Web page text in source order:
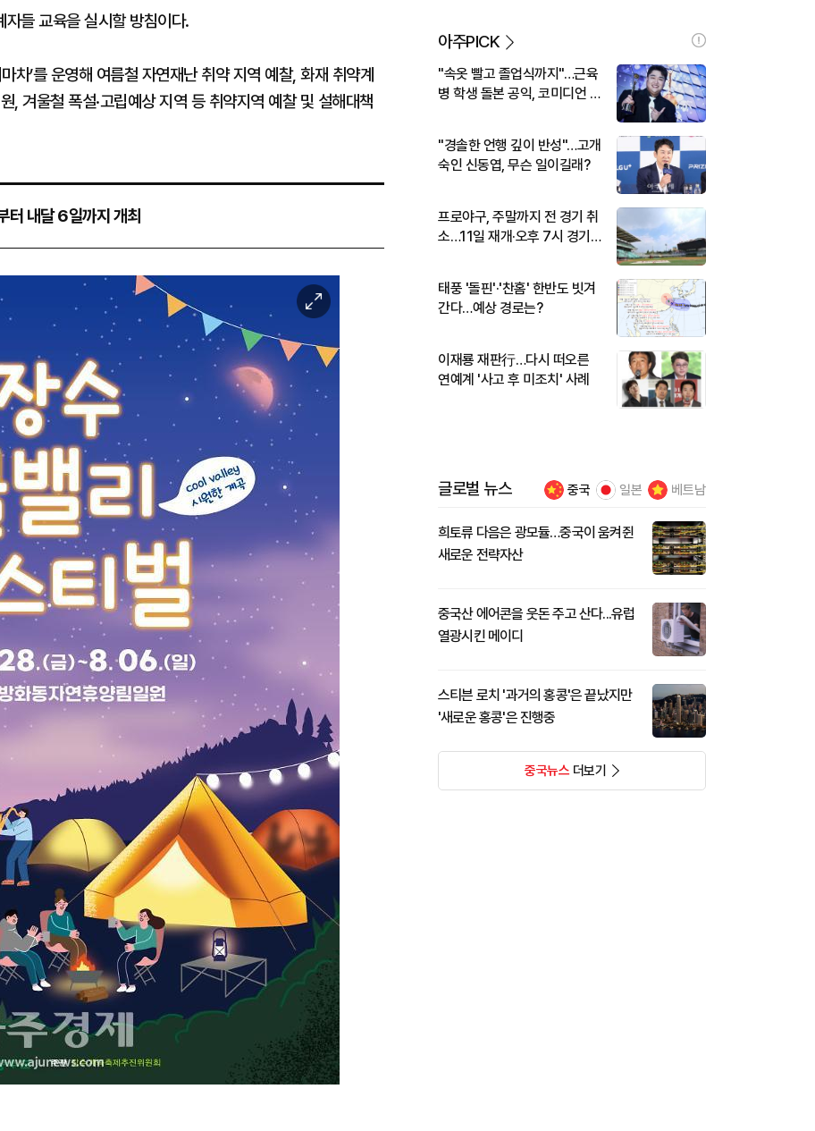
들 교육을 실시할 방침이다.
차’를 운영해 여름철 자연재난 취약 지역 예찰, 화재 취약계
, 겨울철 폭설·고립예상 지역 등 취약지역 예찰 및 설해대책
터 내달 6일까지 개최
이
미
지
확
대
아주PICK
"속옷 빨고 졸업식까지"…근육
병 학생 돌본 공익, 코미디언 김
"경솔한 언행 깊이 반성"…고개
숙인 신동엽, 무슨 일이길래?
프로야구, 주말까지 전 경기 취
소…11일 재개·오후 7시 경기
태풍 '돌핀'·'찬홈' 한반도 빗겨
간다…예상 경로는?
이재룡 재판行…다시 떠오른
연예계 '사고 후 미조치' 사례
글로벌 뉴스 중국 일본 베트남
희토류 다음은 광모듈…중국이 움켜쥔
새로운 전략자산
중국산 에어콘을 웃돈 주고 산다...유럽
열광시킨 메이디
스티븐 로치 '과거의 홍콩'은 끝났지만
'새로운 홍콩'은 진행중
중국뉴스더보기